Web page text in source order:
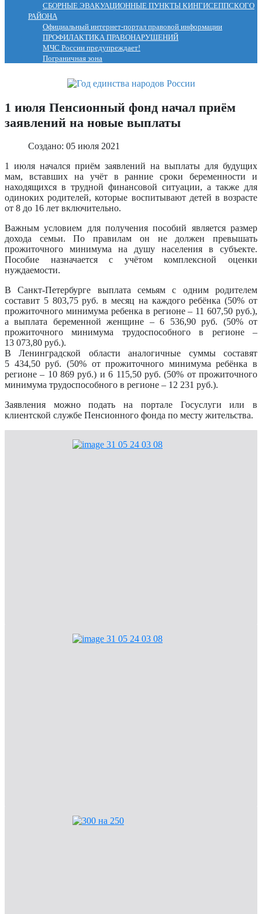
СБОРНЫЕ ЭВАКУАЦИОННЫЕ ПУНКТЫ КИНГИСЕППСКОГО
РАЙОНА
Официальный интернет-портал правовой информации
ПРОФИЛАКТИКА ПРАВОНАРУШЕНИЙ
МЧС России предупреждает!
Пограничная зона
1 июля Пенсионный фонд начал приём
заявлений на новые выплаты
Создано: 05 июля 2021
1 июля начался приём заявлений на выплаты для будущих
мам, вставших на учёт в ранние сроки беременности и
находящихся в трудной финансовой ситуации, а также для
одиноких родителей, которые воспитывают детей в возрасте
от 8 до 16 лет включительно.
Важным условием для получения пособий является размер
дохода семьи. По правилам он не должен превышать
прожиточного минимума на душу населения в субъекте.
Пособие назначается с учётом комплексной оценки
нуждаемости.
В Санкт-Петербурге выплата семьям с одним родителем
составит 5 803,75 руб. в месяц на каждого ребёнка (50% от
прожиточного минимума ребенка в регионе – 11 607,50 руб.),
а выплата беременной женщине – 6 536,90 руб. (50% от
прожиточного минимума трудоспособного в регионе –
13 073,80 руб.).
В Ленинградской области аналогичные суммы составят
5 434,50 руб. (50% от прожиточного минимума ребёнка в
регионе – 10 869 руб.) и 6 115,50 руб. (50% от прожиточного
минимума трудоспособного в регионе – 12 231 руб.).
Заявления можно подать на портале Госуслуги или в
клиентской службе Пенсионного фонда по месту жительства.